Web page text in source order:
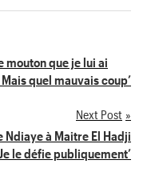
mouton que je lui ai
quel mauvais coup’
Next Post
Ndiaye à Maitre El Hadji
le défie publiquement’